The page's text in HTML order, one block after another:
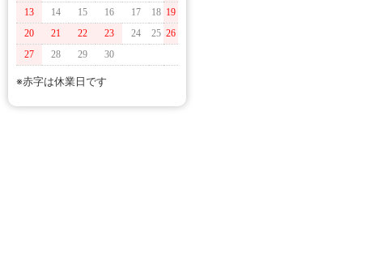
13
14 15 16 17 18 19
20
21 22 23 24 25 26
27
28 29 30
※赤字は休業日です